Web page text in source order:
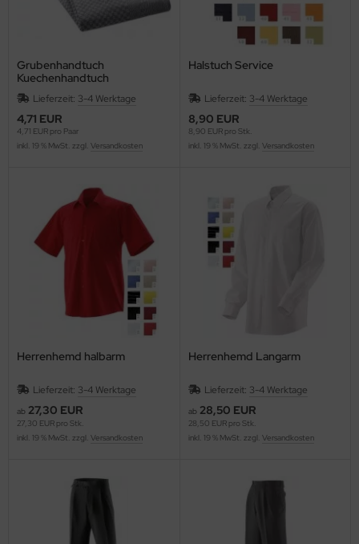
Grubenhandtuch
Kuechenhandtuch
Lieferzeit: 3-4 Werktage
4,71 EUR
4,71 EUR pro Paar
inkl. 19 % MwSt. zzgl. Versandkosten
Halstuch Service
Lieferzeit: 3-4 Werktage
8,90 EUR
8,90 EUR pro Stk.
inkl. 19 % MwSt. zzgl. Versandkosten
Herrenhemd halbarm
Lieferzeit: 3-4 Werktage
ab 27,30 EUR
27,30 EUR pro Stk.
inkl. 19 % MwSt. zzgl. Versandkosten
Herrenhemd Langarm
Lieferzeit: 3-4 Werktage
ab 28,50 EUR
28,50 EUR pro Stk.
inkl. 19 % MwSt. zzgl. Versandkosten